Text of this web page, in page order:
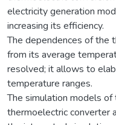
electricity generation
increasing its efficiency.
The dependences of the
from its average
resolved; it allows to
temperature ranges.
The simulation models
thermoelectric converter